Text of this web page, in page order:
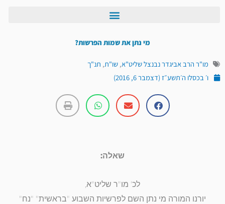
מי נתן את שמות הפרשות?
מו"ר הרב אביגדר נבנצל שליט"א, שו"ת, תנ"ך
ו׳ בכסלו ה׳תשע״ז (דצמבר 6, 2016)
שאלה:
לכ' מו"ר שליט"א,
יורנו המורה מי נתן השם לפרשיות השבוע "בראשית" "נח"